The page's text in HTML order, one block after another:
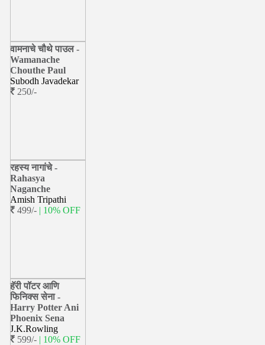
वामनाचे चौथे पाउल -
Wamanache
Chouthe Paul
Subodh Javadekar
250/-
रहस्य नागांचे -
Rahasya
Naganche
Amish Tripathi
499/- | 10% OFF
हॅरी पॉटर आणि
फिनिक्स सेना -
Harry Potter Ani
Phoenix Sena
J.K.Rowling
599/- | 10% OFF